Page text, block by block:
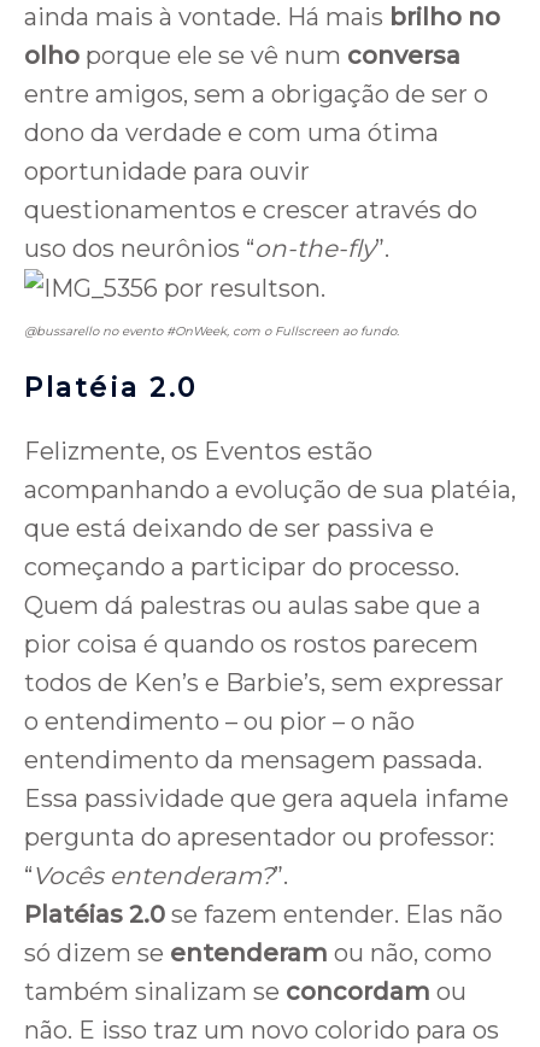
ainda mais à vontade. Há mais brilho no
olho porque ele se vê num conversa
entre amigos, sem a obrigação de ser o
dono da verdade e com uma ótima
oportunidade para ouvir
questionamentos e crescer através do
uso dos neurônios “on-the-fly”.
@bussarello no evento #OnWeek, com o Fullscreen ao fundo.
Platéia 2.0
Felizmente, os Eventos estão
acompanhando a evolução de sua platéia,
que está deixando de ser passiva e
começando a participar do processo.
Quem dá palestras ou aulas sabe que a
pior coisa é quando os rostos parecem
todos de Ken’s e Barbie’s, sem expressar
o entendimento – ou pior – o não
entendimento da mensagem passada.
Essa passividade que gera aquela infame
pergunta do apresentador ou professor:
“Vocês entenderam?”.
Platéias 2.0 se fazem entender. Elas não
só dizem se entenderam ou não, como
também sinalizam se concordam ou
não. E isso traz um novo colorido para os